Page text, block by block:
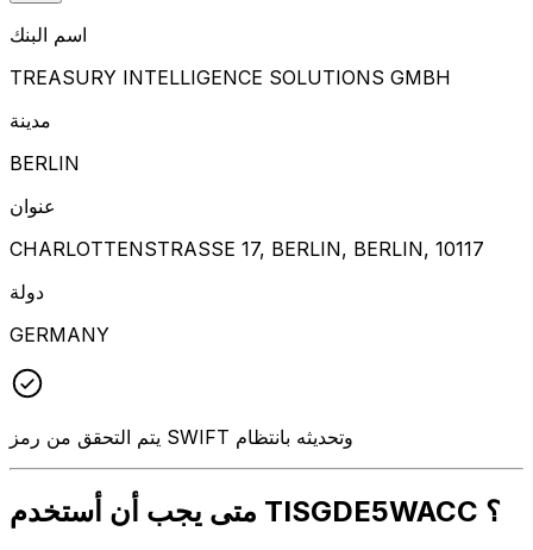
اسم البنك
TREASURY INTELLIGENCE SOLUTIONS GMBH
مدينة
BERLIN
عنوان
CHARLOTTENSTRASSE 17, BERLIN, BERLIN, 10117
دولة
GERMANY
يتم التحقق من رمز SWIFT وتحديثه بانتظام
متى يجب أن أستخدم TISGDE5WACC ؟